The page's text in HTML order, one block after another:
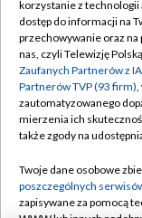
Abonament TVP
Emisja w TVP
Centrum
Naziemna
Rada
System NOS
korzystanie z technologii
dostęp do informacji na
przechowywanie oraz
nas, czyli Telewizję
Zaufanych Partnerów z
Partnerów TVP (93 firm),
zautomatyzowanego
mierzenia ich
także zgody na
Twoje dane osobowe
poszczególnych
zapisywane za pomocą